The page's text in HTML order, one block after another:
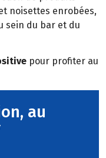
noisettes enrobées,
sein du bar et du
pour profiter au
au